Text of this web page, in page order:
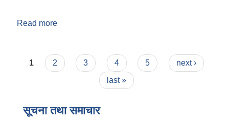
Read more
Pages
1 2 3 4 5
next ›
last »
सूचना तथा समाचार